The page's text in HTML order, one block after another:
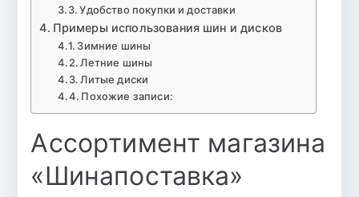
Удобство покупки и доставки
Примеры использования шин и дисков
Зимние шины
Летние шины
Литые диски
Похожие записи:
Ассортимент магазина
«Шинапоставка»